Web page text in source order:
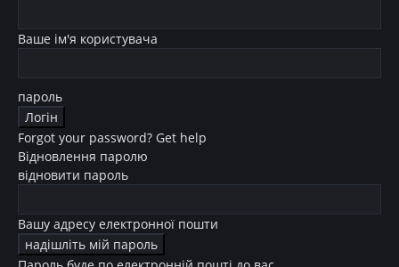
Ваше ім'я користувача
пароль
Forgot your password? Get help
Відновлення паролю
відновити пароль
Вашу адресу електронної пошти